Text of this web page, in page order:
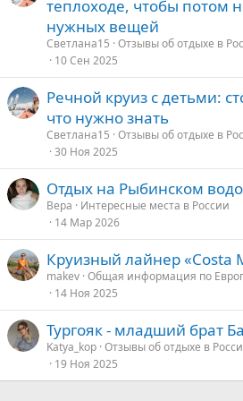
теплоходе, чтобы потом
нужных вещей
Светлана15 Отзывы об отдыхе в
10 Сен 2025
Речной круиз с детьми:
что нужно знать
Светлана15 Отзывы об отдыхе в
30 Ноя 2025
Отдых на Рыбинском
Bepa
Интересные места в России
14 Мар 2026
Круизный лайнер «Costa
makev Общая информация по
14 Ноя 2025
Тургояк - младший брат
Katya_kop Отзывы об отдыхе в
19 Ноя 2025